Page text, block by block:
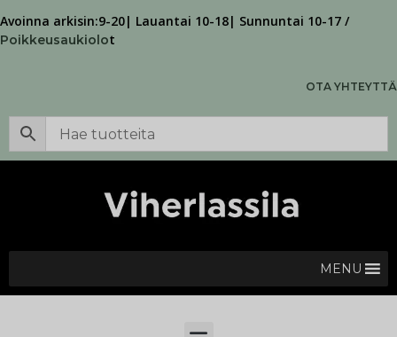
Avoinna arkisin:9-20| Lauantai 10-18| Sunnuntai 10-17 /
Poikkeusaukiolot
OTA YHTEYTTÄ
MENU